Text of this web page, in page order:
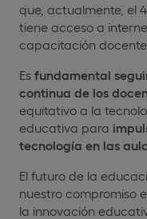
que, actualmente, el
tiene acceso a
capacitación docente
Es fundamental
continua de los
equitativo a la
educativa para
tecnología en las
El futuro de la
nuestro compromiso
la innovación